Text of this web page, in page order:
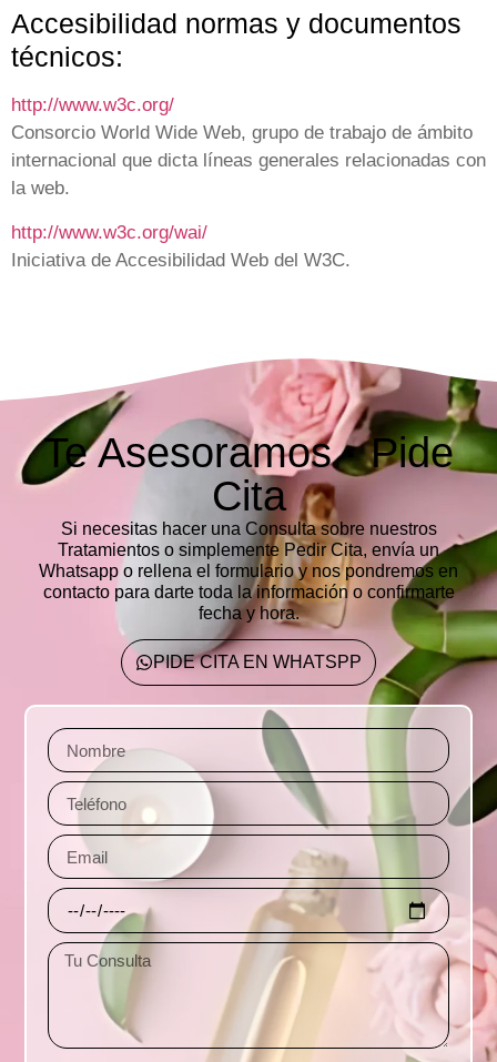
Accesibilidad normas y documentos
técnicos:
http://www.w3c.org/
Consorcio World Wide Web, grupo de trabajo de ámbito
internacional que dicta líneas generales relacionadas con
la web.
http://www.w3c.org/wai/
Iniciativa de Accesibilidad Web del W3C.
Te Asesoramos · Pide
Cita
Si necesitas hacer una Consulta sobre nuestros
Tratamientos o simplemente Pedir Cita, envía un
Whatsapp o rellena el formularioy nos pondremos en
contacto para darte toda la información o confirmarte
fecha y hora.
PIDE CITA EN WHATSPP